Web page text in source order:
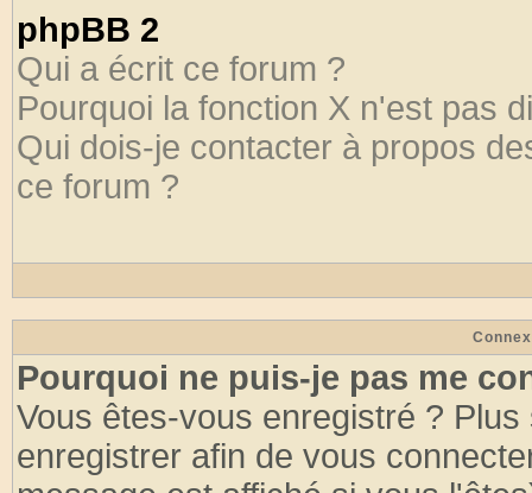
phpBB 2
Qui a écrit ce forum ?
Pourquoi la fonction X n'est pas
Qui dois-je contacter à propos
ce forum ?
Pourquoi ne puis-je pas me
Vous êtes-vous enregistré ?
enregistrer afin de vous